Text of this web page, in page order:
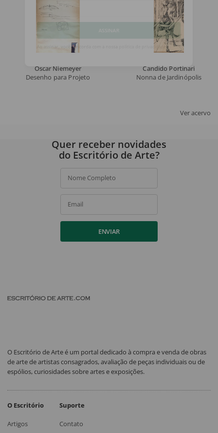
Oscar Niemeyer
Desenho para Projeto
Candido Portinari
Nonna de Jardinópolis
Ver acervo
Email
Quer receber novidades
do Escritório de Arte?
Nome Completo
Email
ENVIAR
O Escritório de Arte é um portal dedicado à compra e venda de obras
de arte de artistas consagrados, avaliação de peças individuais ou de
espólios, curiosidades sobre artes e exposições.
O Escritório
Artigos
Suporte
Contato